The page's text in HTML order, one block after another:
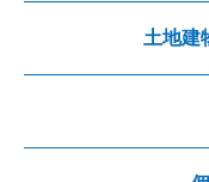
土地建